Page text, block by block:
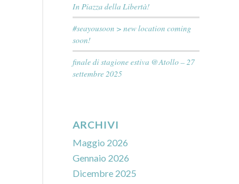
In Piazza della Libertà!
#seayousoon > new location coming
soon!
finale di stagione estiva @Atollo – 27
settembre 2025
ARCHIVI
Maggio 2026
Gennaio 2026
Dicembre 2025